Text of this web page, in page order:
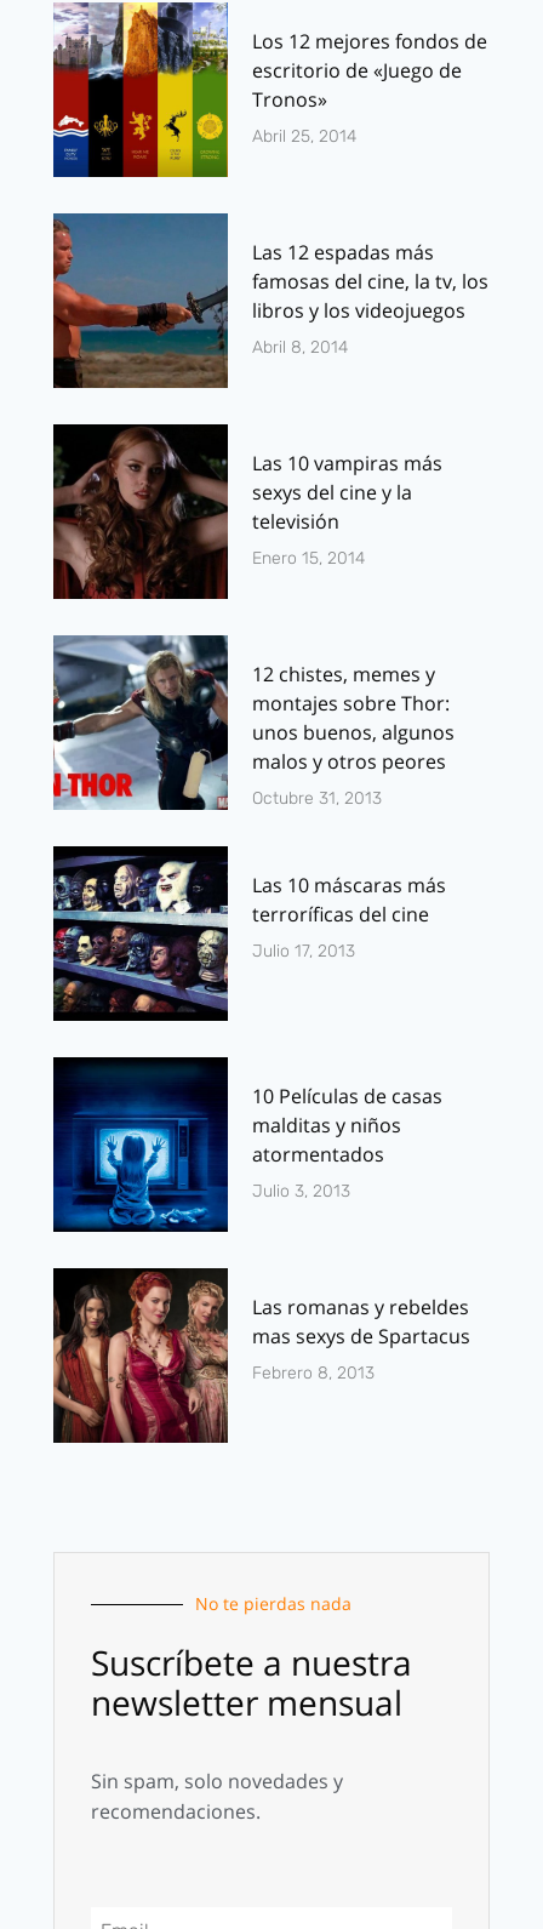
Los 12 mejores fondos de
escritorio de «Juego de
Tronos»
Abril 25, 2014
Las 12 espadas más
famosas del cine, la tv, los
libros y los videojuegos
Abril 8, 2014
Las 10 vampiras más
sexys del cine y la
televisión
Enero 15, 2014
12 chistes, memes y
montajes sobre Thor:
unos buenos, algunos
malos y otros peores
Octubre 31, 2013
Las 10 máscaras más
terroríficas del cine
Julio 17, 2013
10 Películas de casas
malditas y niños
atormentados
Julio 3, 2013
Las romanas y rebeldes
mas sexys de Spartacus
Febrero 8, 2013
No te pierdas nada
Suscríbete a nuestra
newsletter mensual
Sin spam, solo novedades y
recomendaciones.